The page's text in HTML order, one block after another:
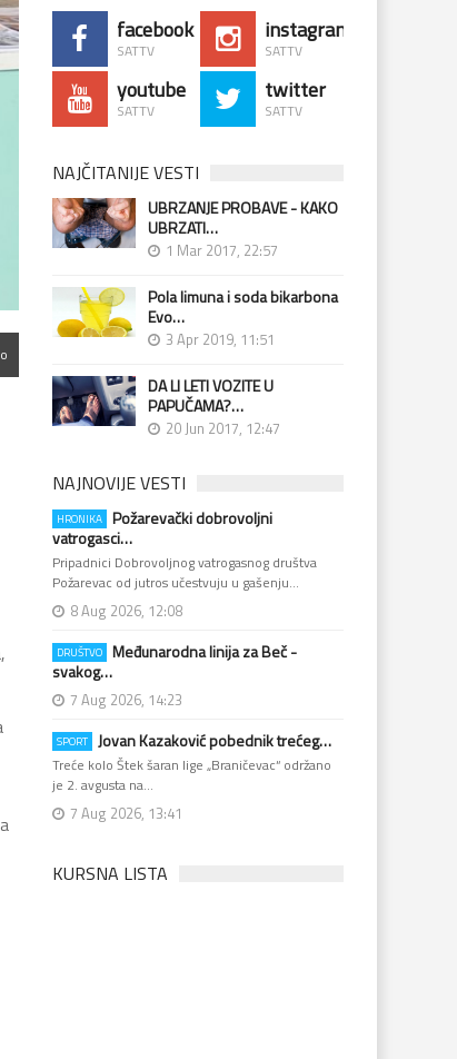
facebook
SATTV
instagram
SATTV
youtube
SATTV
twitter
SATTV
NAJČITANIJE VESTI
UBRZANJE PROBAVE - KAKO
UBRZATI…
1 Mar 2017, 22:57
Pola limuna i soda bikarbona
Evo…
3 Apr 2019, 11:51
DA LI LETI VOZITE U
PAPUČAMA?…
20 Jun 2017, 12:47
NAJNOVIJE VESTI
HRONIKA
Požarevački dobrovoljni
vatrogasci…
Pripadnici Dobrovoljnog vatrogasnog društva
Požarevac od jutros učestvuju u gašenju…
8 Aug 2026, 12:08
DRUŠTVO
Međunarodna linija za Beč -
svakog…
7 Aug 2026, 14:23
SPORT Jovan Kazaković pobednik trećeg…
Treće kolo Štek šaran lige „Braničevac“ održano
je 2. avgusta na…
7 Aug 2026, 13:41
KURSNA LISTA